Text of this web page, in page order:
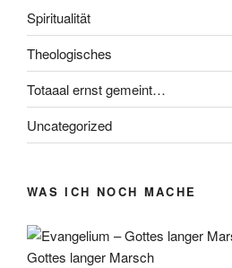
Spiritualität
Theologisches
Totaaal ernst gemeint…
Uncategorized
WAS ICH NOCH MACHE
Gottes langer Marsch